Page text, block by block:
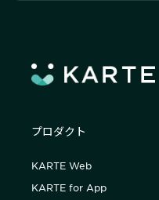
プロダクト
KARTE Web
KARTE for App